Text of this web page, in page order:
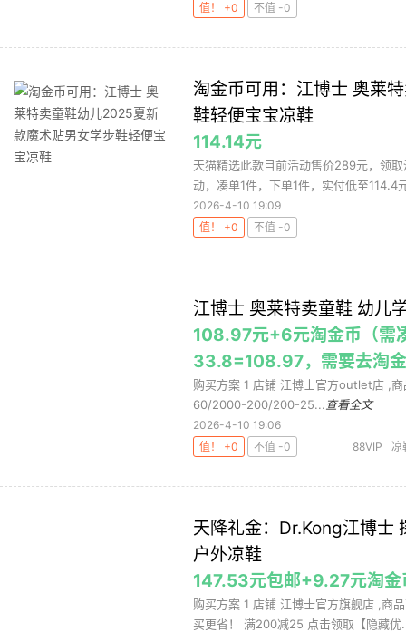
值！ +0
不值 -0
淘金币可用：江博士 奥莱
鞋轻便宝宝凉鞋
114.14元
天猫精选此款目前活动售价289元，领
动，凑单1件，下单1件，实付低至114.4
2026-4-10 19:09
值！ +0
不值 -0
江博士 奥莱特卖童鞋 幼儿
108.97元+6元淘金币（需
33.8=108.97，需要去淘
购买方案 1 店铺 江博士官方outlet店 ,
60/2000-200/200-25... 查看全文
2026-4-10 19:06
值！ +0
不值 -0 88VIP 凉
天降礼金：Dr.Kong江博士
户外凉鞋
147.53元包邮+9.27元淘金
购买方案 1 店铺 江博士官方旗舰店 ,商
买更省！ 满200减25 点击领取【隐藏优